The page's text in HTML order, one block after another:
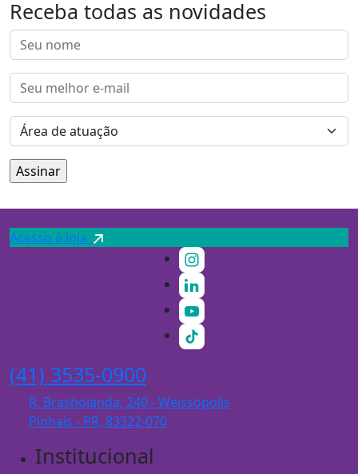
Receba todas as novidades
Acesso à loja
(41) 3535-0900
R. Brasholanda, 240 - Weissópolis
Pinhais - PR, 83322-070
Institucional